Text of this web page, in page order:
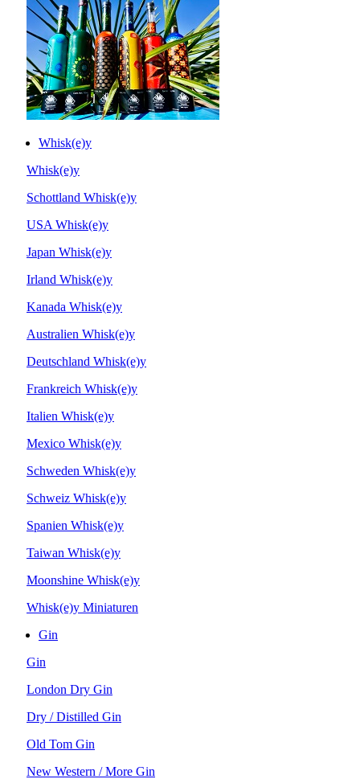
Whisk(e)y
Whisk(e)y
Schottland Whisk(e)y
USA Whisk(e)y
Japan Whisk(e)y
Irland Whisk(e)y
Kanada Whisk(e)y
Australien Whisk(e)y
Deutschland Whisk(e)y
Frankreich Whisk(e)y
Italien Whisk(e)y
Mexico Whisk(e)y
Schweden Whisk(e)y
Schweiz Whisk(e)y
Spanien Whisk(e)y
Taiwan Whisk(e)y
Moonshine Whisk(e)y
Whisk(e)y Miniaturen
Gin
Gin
London Dry Gin
Dry / Distilled Gin
Old Tom Gin
New Western / More Gin